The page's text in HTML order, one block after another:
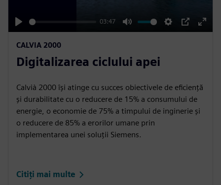
P
l
a
03:47
M
t
S
i
n
g
P
E
r
y
CALVIA 2000
Digitalizarea ciclului apei
Calvià 2000 își atinge cu succes obiectivele de eficiență
și durabilitate cu o reducere de 15% a consumului de
energie, o economie de 75% a timpului de inginerie și
o reducere de 85% a erorilor umane prin
implementarea unei soluții Siemens.
Citiți mai multe